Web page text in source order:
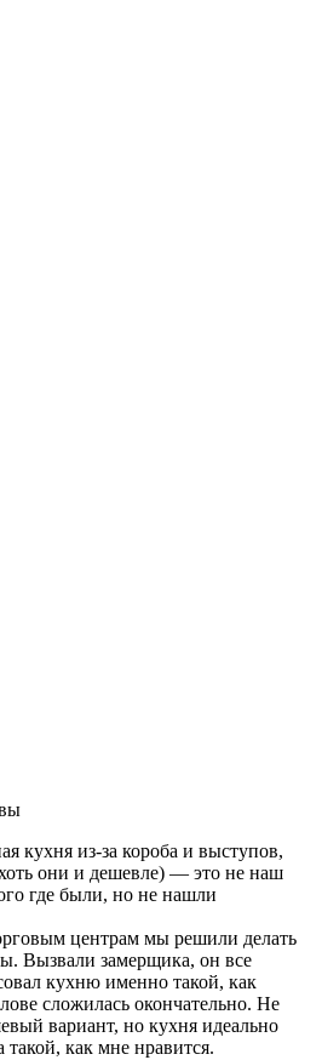
кухня из-за короба и выступов,
они и дешевле) — это не наш
где были, но не нашли
центрам мы решили делать
Вызвали замерщика, он все
кухню именно такой, как
сложилась окончательно. Не
вариант, но кухня идеально
такой, как мне нравится.